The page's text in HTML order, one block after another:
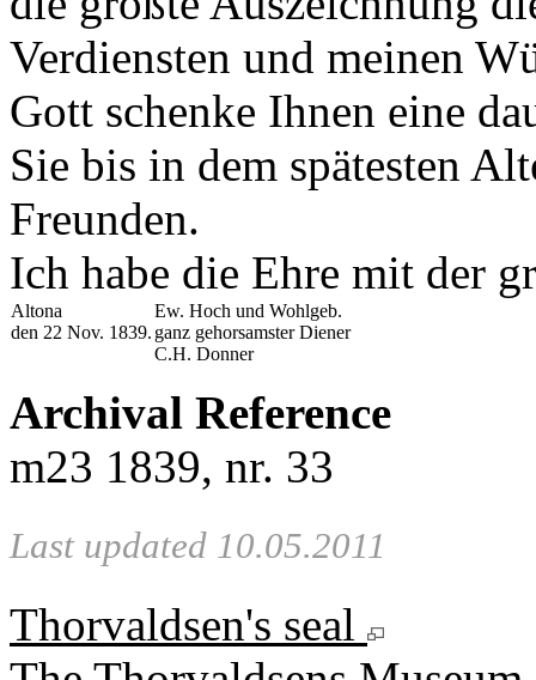
Verdiensten und meinen
Gott schenke Ihnen eine
Sie bis in dem spätesten
Freunden.
Ich habe die Ehre mit der
Altona
den 22 Nov. 1839.
Ew. Hoch und Wohlgeb.
ganz gehorsamster Diener
C.H. Donner
Archival Reference
m23 1839, nr. 33
Last updated 10.05.2011
Thorvaldsen's seal